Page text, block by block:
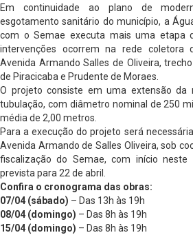
Em continuidade ao plano de
esgotamento sanitário do município, a
com o Semae executa mais uma etapa
intervenções ocorrem na rede coletora
Avenida Armando Salles de Oliveira,
de Piracicaba e Prudente de Moraes.
O projeto consiste em uma extensão da
tubulação, com diâmetro nominal de 250
média de 2,00 metros.
Para a execução do projeto será
Avenida Armando de Salles Oliveira, sob
fiscalização do Semae, com início neste
prevista para 22 de abril.
Confira o cronograma das obras:
07/04 (sábado) – Das 13h às 19h
08/04 (domingo) – Das 8h às 19h
15/04 (domingo) – Das 8h às 19h